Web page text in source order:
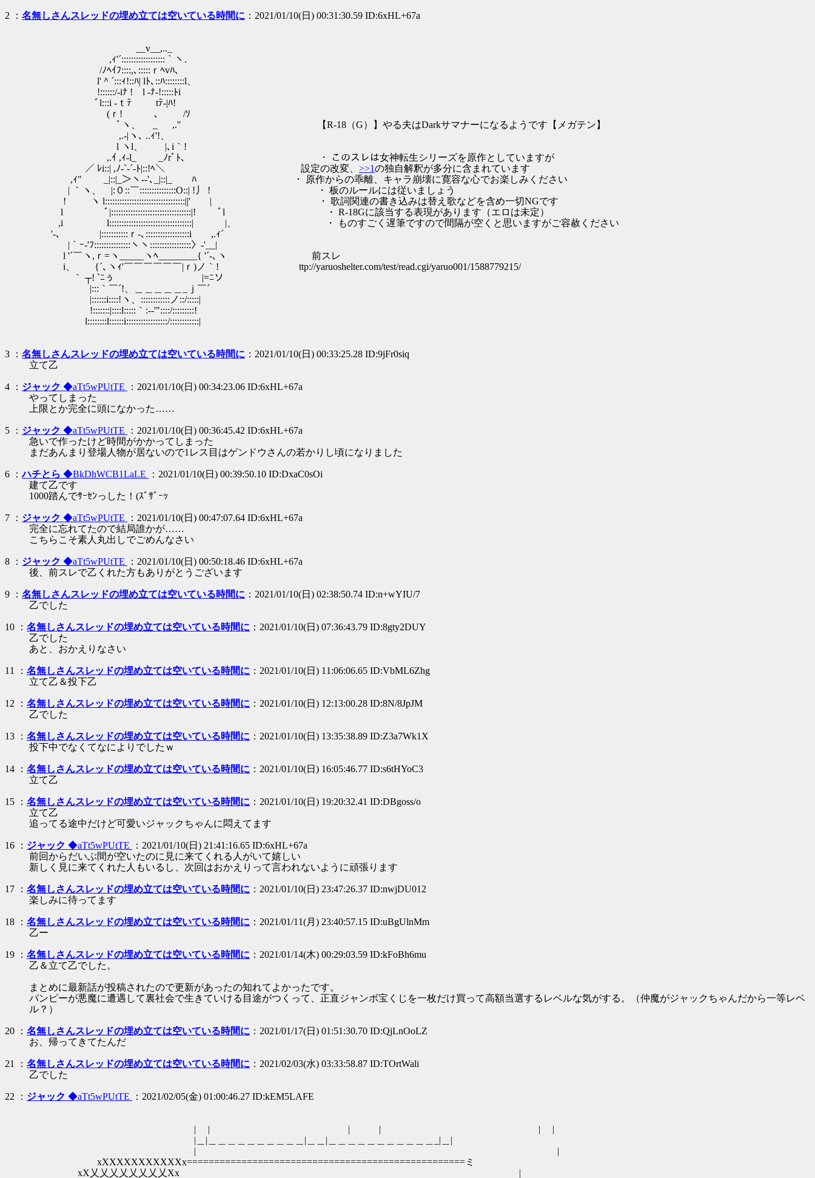
2 ： 名無しさんスレッドの埋め立ては空いている時間に ：2021/01/10(日) 00:31:30.59 ID:6xHL+67a
__v__,.._
,ｨ'´::::::::::::::::::｀ヽ.
/ﾉﾍｲﾌ::::,､:::::ｒﾍvﾊ、
l'＾´:::ｨ!::ﾊ| lﾄ､::ﾊ::::::::l、
!::::::/-iﾅ ! l ‐ﾅ-!:::::ﾄi
ﾞl:::i -ｔﾃ tﾃ‐|ﾊ!
(ｒ! ､ /ｿ
ﾞヽ、 _ ,.'′ 【R-18（G）】やる夫はDarkサマナーになるようです【メガテン】
,.-|ヽ､ ..ｨ'!、
l ヽl、 |､i｀!
,.ｲ ,ｨ‐l_ _ﾉrﾞﾄ､ ・ このスレは女神転生シリーズを原作としていますが
／ ﾚi::| ,ﾉ‐`-´‐ﾄ|::!ﾍ＼ 設定の改変、 >>1の独自解釈が多分に含まれています
,ｨ" _|::|_＞ヽ-‐'､_|::|_ ﾊ ・ 原作からの乖離、キャラ崩壊に寛容な心でお楽しみください
| ｀ヽ、 |:０::￣:::::::::::::::O::| !丿 ! ・ 板のルールには従いましょう
! ヽ l:::::::::::::::::::::::::::::::::||' | ・ 歌詞関連の書き込みは替え歌などを含め一切NGです
l ﾞ|:::::::::::::::::::::::::::::::::|! ﾞl ・ R-18Gに該当する表現があります（エロは未定）
,i l::::::::::::::::::::::::::::::::::| |、 ・ ものすごく遅筆ですので間隔が空くと思いますがご容赦ください
'-､ |:::::::::::ｒ‐､::::::::::::::::::i ,.ｨ´
|｀ｰ‐'ﾌ:::::::::::::::ヽヽ:::::::::::::::::〉‐'__|
l '´￣ヽ,ｒ=ヽ_____ヽﾍ________{ '´-､ヽ 前スレ
i、 {´､ヽｨ'￣￣￣￣￣￣|ｒ)ノ｀! ttp://yaruoshelter.com/test/read.cgi/yaruo001/1588779215/
｀ ┬! `ﾆぅ |=ﾆソ
|:::｀￣´!、＿＿＿＿＿_ｊ￣´
|::::::i::::!ヽ、::::::::::::ノ::/:::::|
!:::::::|::::l:::::｀:‐‐'"::::/:::::::::!
l::::::::l::::::i:::::::::::::::::/::::::::::::|
3 ： 名無しさんスレッドの埋め立ては空いている時間に ：2021/01/10(日) 00:33:25.28 ID:9jFr0siq
立て乙
4 ： ジャック ◆aTt5wPUtTE
：2021/01/10(日) 00:34:23.06 ID:6xHL+67a
やってしまった
上限とか完全に頭になかった……
5 ： ジャック ◆aTt5wPUtTE
：2021/01/10(日) 00:36:45.42 ID:6xHL+67a
急いで作ったけど時間がかかってしまった
まだあんまり登場人物が居ないので1レス目はゲンドウさんの若かりし頃になりました
6 ：ハチとら ◆BkDhWCB1LaLE
：2021/01/10(日) 00:39:50.10 ID:DxaC0sOi
建て乙です
1000踏んでｻｰｾﾝっした！(ｽﾞｻﾞｰｯ
7 ： ジャック ◆aTt5wPUtTE
：2021/01/10(日) 00:47:07.64 ID:6xHL+67a
完全に忘れてたので結局誰かが……
こちらこそ素人丸出しでごめんなさい
8 ： ジャック ◆aTt5wPUtTE
：2021/01/10(日) 00:50:18.46 ID:6xHL+67a
後、前スレで乙くれた方もありがとうございます
9 ： 名無しさんスレッドの埋め立ては空いている時間に ：2021/01/10(日) 02:38:50.74 ID:n+wYIU/7
乙でした
10 ： 名無しさんスレッドの埋め立ては空いている時間に ：2021/01/10(日) 07:36:43.79 ID:8gty2DUY
乙でした
あと、おかえりなさい
11 ： 名無しさんスレッドの埋め立ては空いている時間に ：2021/01/10(日) 11:06:06.65 ID:VbML6Zhg
立て乙＆投下乙
12 ： 名無しさんスレッドの埋め立ては空いている時間に ：2021/01/10(日) 12:13:00.28 ID:8N/8JpJM
乙でした
13 ： 名無しさんスレッドの埋め立ては空いている時間に ：2021/01/10(日) 13:35:38.89 ID:Z3a7Wk1X
投下中でなくてなによりでしたｗ
14 ： 名無しさんスレッドの埋め立ては空いている時間に ：2021/01/10(日) 16:05:46.77 ID:s6tHYoC3
立て乙
15 ： 名無しさんスレッドの埋め立ては空いている時間に ：2021/01/10(日) 19:20:32.41 ID:DBgoss/o
立て乙
追ってる途中だけど可愛いジャックちゃんに悶えてます
16 ： ジャック ◆aTt5wPUtTE
：2021/01/10(日) 21:41:16.65 ID:6xHL+67a
前回からだいぶ間が空いたのに見に来てくれる人がいて嬉しい
新しく見に来てくれた人もいるし、次回はおかえりって言われないように頑張ります
17 ： 名無しさんスレッドの埋め立ては空いている時間に ：2021/01/10(日) 23:47:26.37 ID:nwjDU012
楽しみに待ってます
18 ： 名無しさんスレッドの埋め立ては空いている時間に ：2021/01/11(月) 23:40:57.15 ID:uBgUlnMm
乙ー
19 ： 名無しさんスレッドの埋め立ては空いている時間に ：2021/01/14(木) 00:29:03.59 ID:kFoBh6mu
乙＆立て乙でした。
まとめに最新話が投稿されたので更新があったの知れてよかったです。
パンピーが悪魔に遭遇して裏社会で生きていける目途がつくって、正直ジャンボ宝くじを一枚だけ買って高額当選するレベルな気がする。（仲魔がジャックちゃんだから一等レベ
ル？）
20 ： 名無しさんスレッドの埋め立ては空いている時間に ：2021/01/17(日) 01:51:30.70 ID:QjLnOoLZ
お、帰ってきてたんだ
21 ： 名無しさんスレッドの埋め立ては空いている時間に ：2021/02/03(水) 03:33:58.87 ID:TOrtWali
乙でした
22 ： ジャック ◆aTt5wPUtTE ：2021/02/05(金) 01:00:46.27 ID:kEM5LAFE
| | | | | |
|＿|＿＿＿＿＿＿＿＿＿＿|＿＿|＿＿＿＿＿＿＿＿＿＿＿_|＿|
| |
xXXXXXXXXXXXx===================================================ミ
xX乂乂乂乂乂乂乂乂Xx |